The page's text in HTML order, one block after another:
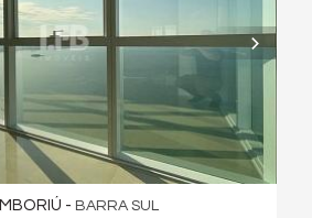
- BARRA SUL